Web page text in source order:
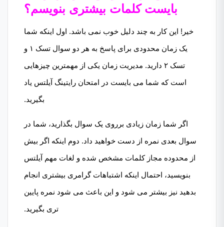
بایست کلمات بیشتری بنویسم؟
خیر! این کار به چند دلیل خوب نمی باشد. اول اینکه شما
یک زمان محدودی برای پاسخ به هر دو سوال تسک ۱ و
تسک ۲ دارید. مدیریت زمان یکی از مهمترین چیزهایی
است که شما می بایست در امتحان رایتینگ آیلتس یاد
بگیرید.
اگر شما زمان زیادی برروی یک سوال بگذارید، شما در
سوال بعدی نمره از دست خواهید داد. دوم اینکه اگر بیش
از محدوده مجاز کلمات مشخص شده و لغات مهم آیلتس
بنویسید، احتمال اینکه اشتباهات گرامری بیشتری انجام
بدهید نیز بیشتر می شود و این باعث می شود نمره پایین
تری بگیرید.